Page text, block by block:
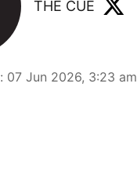
THE CUE
: 07 Jun 2026, 3:23 am